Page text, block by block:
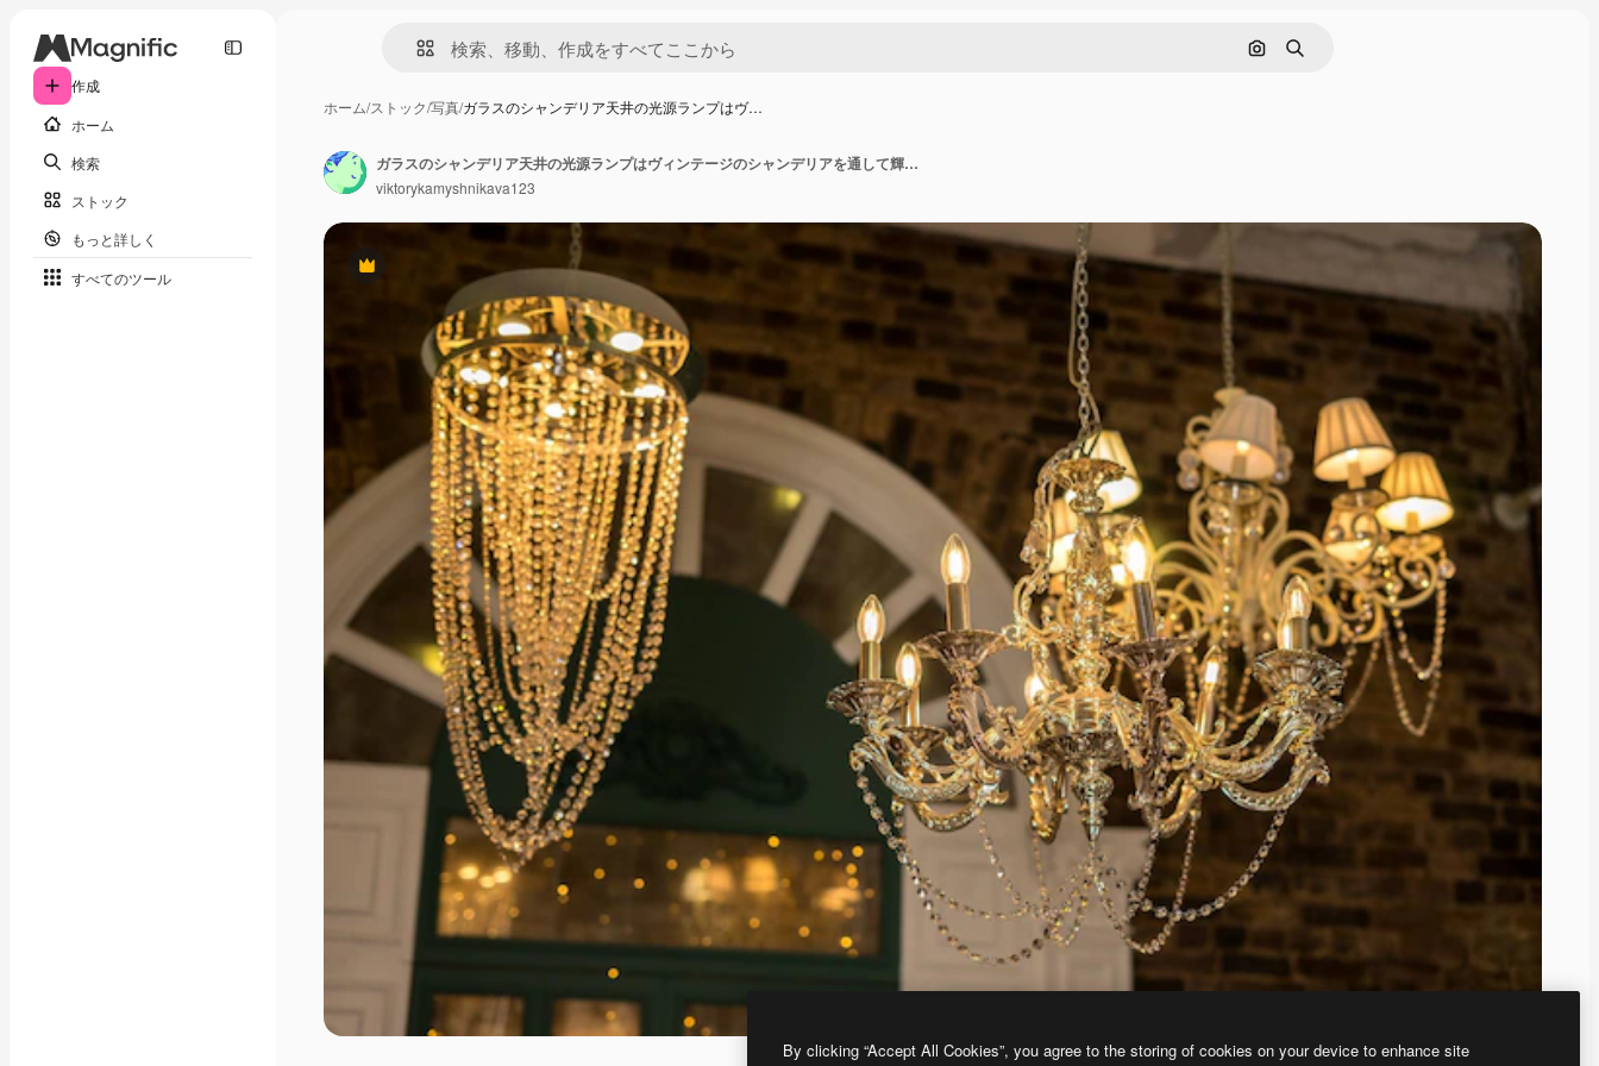
作成
ホーム
検索
ストック
もっと詳しく
すべてのツール
画像で検索
検索
ホーム/ストック/写真/ガラスのシャンデリア天井の光源ランプはヴ…
Premium
ガラスのシャンデリア天井の光源ランプはヴィンテージのシャンデリアを通して輝きます
viktorykamyshnikava123
By clicking “Accept All Cookies”, you agree to the storing of cookies on your device to enhance site